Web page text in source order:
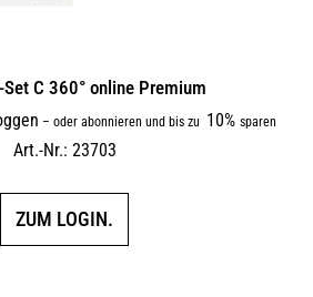
C 360° online Premium
– oder abonnieren und bis zu 10% sparen
Art.-Nr.: 23703
ZUM LOGIN.